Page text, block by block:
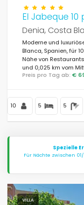
El Jabeque 10
Denia, Costa
Moderne und
Blanca, Spanien, für
Nähe von
und 0,025 km vom
Preis pro Tag ab: €
10 5 5
Spezielle
Für Nächte zwischen
VILLA